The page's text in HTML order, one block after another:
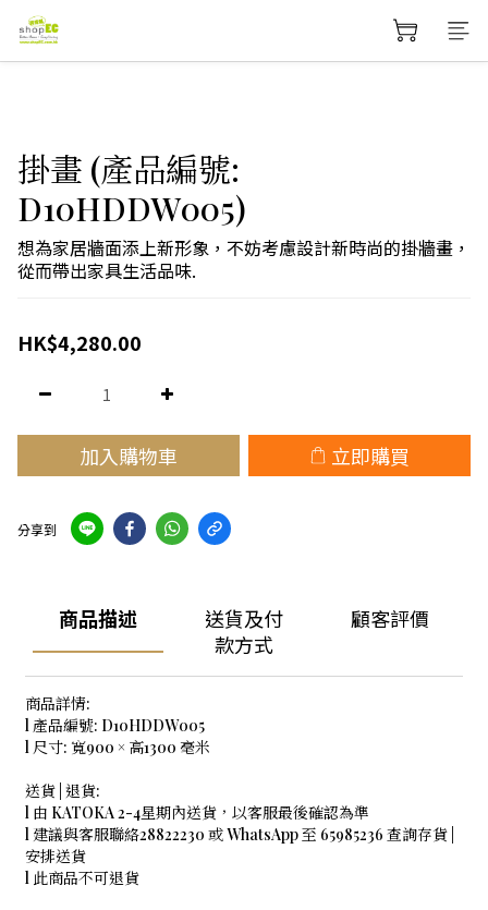
掛畫 (產品編號:
D10HDDW005)
想為家居牆面添上新形象，不妨考慮設計新時尚的掛牆畫，
從而帶出家具生活品味.
HK$4,280.00
加入購物車 立即購買
分享到
商品描述
送貨及付
款方式
顧客評價
商品詳情:
l 產品編號: D10HDDW005
l 尺寸: 寬900 × 高1300 毫米
送貨 | 退貨:
l 由 KATOKA 2-4星期內送貨，以客服最後確認為準
l 建議與客服聯絡28822230 或 WhatsApp 至 65985236 查詢存貨 |
安排送貨
l 此商品不可退貨